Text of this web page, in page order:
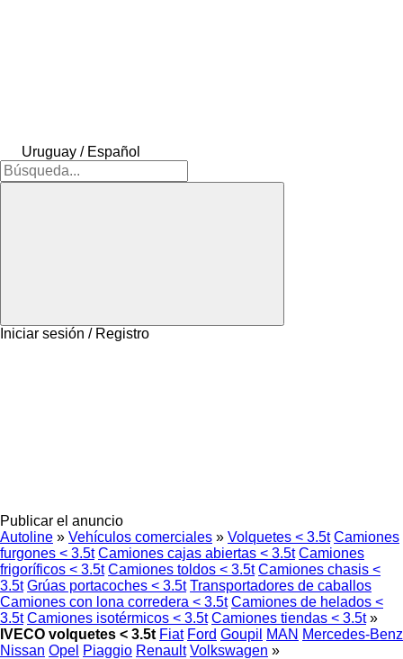
Uruguay / Español
Iniciar sesión / Registro
Publicar el anuncio
Autoline » Vehículos comerciales » Volquetes < 3.5t Camiones
furgones < 3.5t Camiones cajas abiertas < 3.5t Camiones
frigoríficos < 3.5t Camiones toldos < 3.5t Camiones chasis <
3.5t Grúas portacoches < 3.5t Transportadores de caballos
Camiones con lona corredera < 3.5t Camiones de helados <
3.5t Camiones isotérmicos < 3.5t Camiones tiendas < 3.5t »
IVECO volquetes < 3.5t Fiat Ford Goupil MAN Mercedes-Benz
Nissan Opel Piaggio Renault Volkswagen »